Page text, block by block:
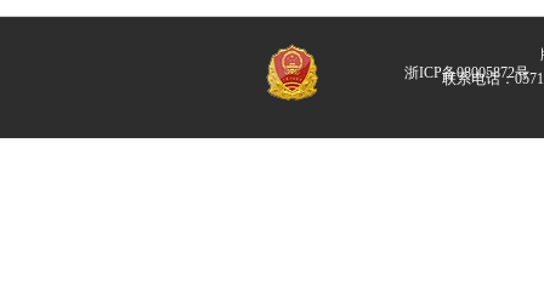
浙ICP备08005872号
联系电话：